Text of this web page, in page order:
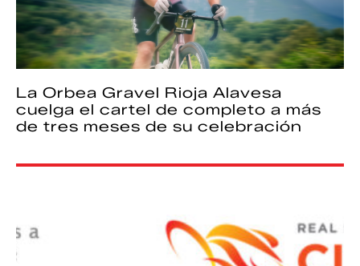
La Orbea Gravel Rioja Alavesa
cuelga el cartel de completo a más
de tres meses de su celebración